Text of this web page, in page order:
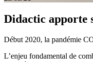
Didactic apporte
Début 2020, la pandémie
L’enjeu fondamental de